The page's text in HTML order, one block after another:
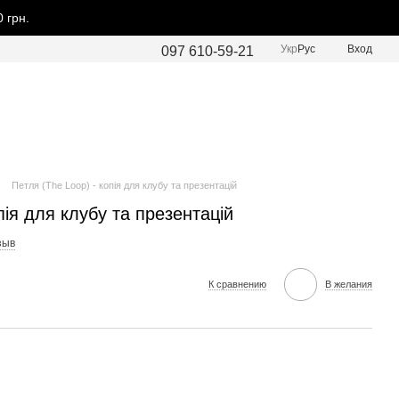
097 610-59-21 Укр Рус Вход
Петля (The Loop) - копія для клубу та презентацій
для клубу та презентацій
К сравнению В желания